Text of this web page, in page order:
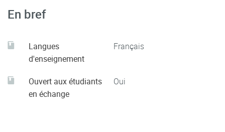
En bref
Langues
d'enseignement
Français
Ouvert aux étudiants
en échange
Oui